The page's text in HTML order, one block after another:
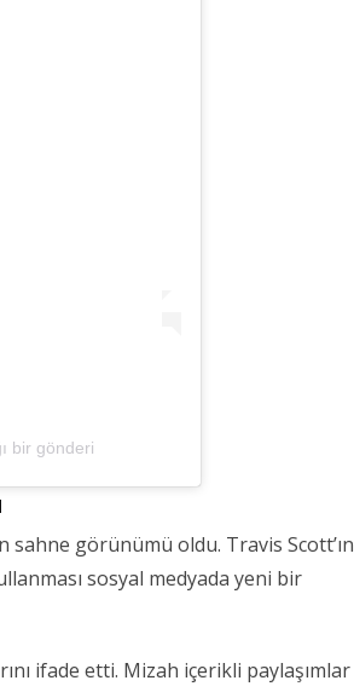
bir gönderi
sahne görünümü oldu. Travis Scott’ın
sosyal medyada yeni bir
ifade etti. Mizah içerikli paylaşımlar